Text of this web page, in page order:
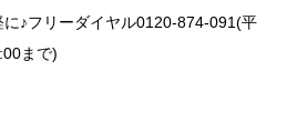
♪フリーダイヤル0120-874-091(平
まで)